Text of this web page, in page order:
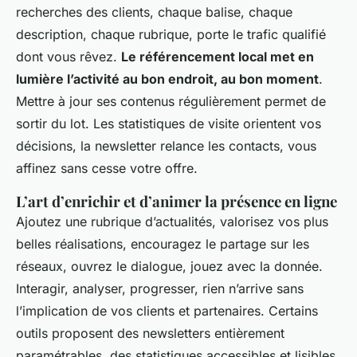
recherches des clients, chaque balise, chaque
description, chaque rubrique, porte le trafic qualifié
dont vous rêvez. Le référencement local met en
lumière l’activité au bon endroit, au bon moment.
Mettre à jour ses contenus régulièrement permet de
sortir du lot. Les statistiques de visite orientent vos
décisions, la newsletter relance les contacts, vous
affinez sans cesse votre offre.
L’art d’enrichir et d’animer la présence en ligne
Ajoutez une rubrique d’actualités, valorisez vos plus
belles réalisations, encouragez le partage sur les
réseaux, ouvrez le dialogue, jouez avec la donnée.
Interagir, analyser, progresser, rien n’arrive sans
l’implication de vos clients et partenaires. Certains
outils proposent des newsletters entièrement